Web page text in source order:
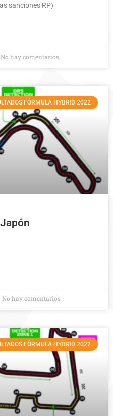
sanciones RP)
No hay comentarios
FÓRMULA HYBRID 2022
No hay comentarios
FÓRMULA HYBRID 2022